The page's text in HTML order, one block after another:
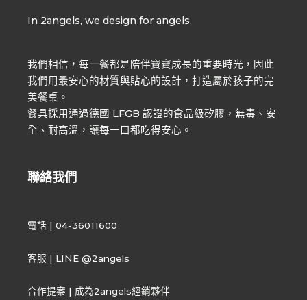
In 2angels, we design for angels.
我們相信，每一餐都是陪伴寶寶成長的重要時光，因此
我們用最安心的材質與貼心的設計，打造屬於孩子的完
美餐桌。
餐具採用通過德國 LFGB 認證的食品級矽膠，無毒、安
全、耐高溫，讓每一口都吃得安心。
聯絡我們
電話 | 04-36011600
客服 | LINE @2angels
合作提案 | 成為2angels經銷夥伴